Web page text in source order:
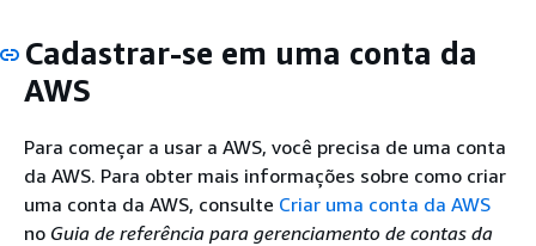
Cadastrar-se em uma conta da
AWS
Para começar a usar a AWS, você precisa de uma conta
da AWS. Para obter mais informações sobre como criar
uma conta da AWS, consulte Criar uma conta da AWS
no Guia de referência para gerenciamento de contas da